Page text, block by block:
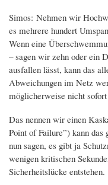
Simos: Nehmen wir
es mehrere hundert
Wenn eine
– sagen wir zehn oder ein
ausfallen lässt, kann das
Abweichungen im Netz
möglicherweise nicht
Das nennen wir einen
Point of Failure”) kann das
nun sagen, es gibt ja
wenigen kritischen
Sicherheitslücke entstehen.